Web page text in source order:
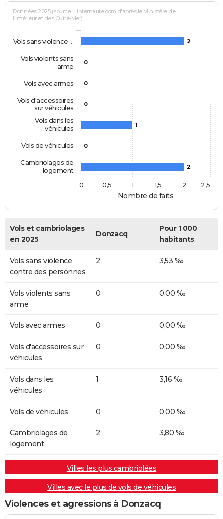
Nombre de faits
Données 2025 (source : Linternaute.com d'après le Ministère de
l'Intérieur et des Outre-Mer)
2
0
0
0
1
0
2
Vols sans violence …
Vols violents sans
arme
Vols avec armes
Vols d'accessoires
sur véhicules
Vols dans les
véhicules
Vols de véhicules
Cambriolages de
logement
0
0,5 1 1,5 2 2,5
Vols et cambriolages
en 2025
Donzacq
Pour 1 000
habitants
Vols sans violence
contre des personnes
2 3,53 ‰
Vols violents sans
arme
0 0,00 ‰
Vols avec armes 0 0,00 ‰
Vols d'accessoires sur
véhicules
0 0,00 ‰
Vols dans les
véhicules
1 3,16 ‰
Vols de véhicules 0 0,00 ‰
Cambriolages de
logement
2 3,80 ‰
Villes les plus cambriolées
Villes avec le plus de vols de véhicules
Violences et agressions à Donzacq